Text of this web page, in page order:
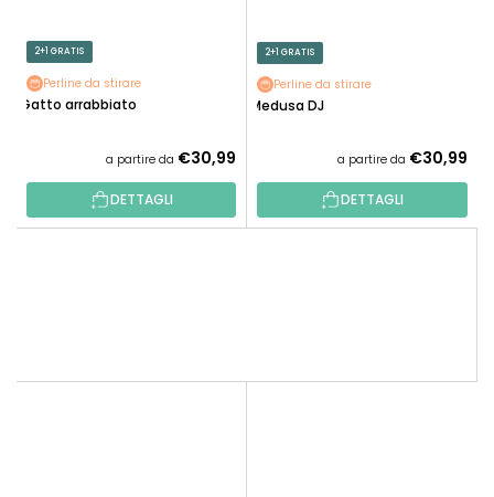
2+1 GRATIS
Perline da stirare
Gatto arrabbiato
a partire da €30,99
DETTAGLI
2+1 GRATIS
Perline da stirare
Medusa DJ
a partire da €30,99
DETTAGLI